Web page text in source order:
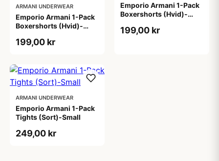
ARMANI UNDERWEAR
Emporio Armani 1-Pack
Boxershorts (Hvid)-
199,00 kr
Emporio Armani 1-Pack
Boxershorts (Hvid)-
199,00 kr
ARMANI UNDERWEAR
Emporio Armani 1-Pack
Tights (Sort)-Small
249,00 kr